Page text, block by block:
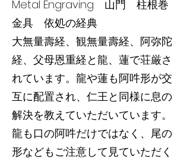
Metal Engraving 山門 柱根巻
金具 依処の経典
大無量壽経、観無量壽経、阿弥陀
経、父母恩重経と龍、蓮で荘厳さ
れています。龍や蓮も阿吽形が交
互に配置され、仁王と同様に息の
解決を教えていただいています。
龍も口の阿吽だけではなく、尾の
形などもご注意して見ていただく